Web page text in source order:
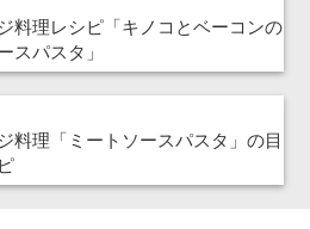
料理レシピ「キノコとベーコンの
スパスタ」
料理「ミートソースパスタ」の目